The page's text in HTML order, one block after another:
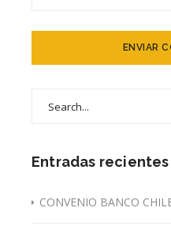
Entradas recientes
CONVENIO BANCO